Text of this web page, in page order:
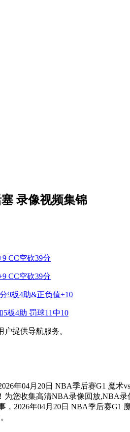
录像视频集锦
CC空砍39分
CC空砍39分
9板4助&正负值+10
板4助 罚球11中10
提供导航服务。
年04月20日 NBA季后赛G1 魔
您收集高清NBA录像回放,NBA
，2026年04月20日 NBA季后赛